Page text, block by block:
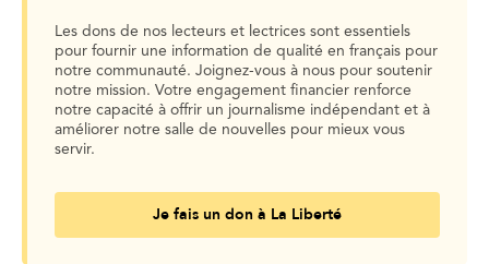
Les dons de nos lecteurs et lectrices sont essentiels
pour fournir une information de qualité en français pour
notre communauté. Joignez-vous à nous pour soutenir
notre mission. Votre engagement financier renforce
notre capacité à offrir un journalisme indépendant et à
améliorer notre salle de nouvelles pour mieux vous
servir.
Je fais un don à La Liberté